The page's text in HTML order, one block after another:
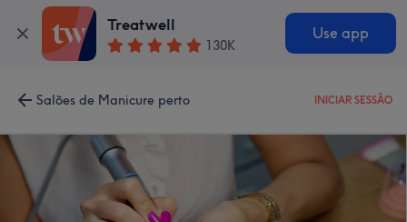
Treatwell
130K
Use app
Salões de Manicure perto INICIAR SESSÃO